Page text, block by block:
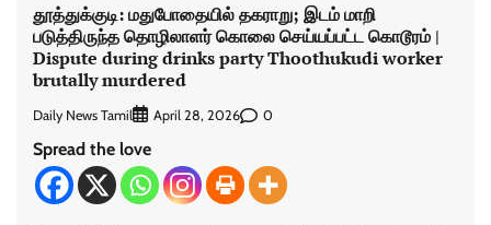
தூத்துக்குடி: மதுபோதையில் தகராறு; இடம் மாறி
படுத்திருந்த தொழிலாளர் கொலை செய்யப்பட்ட கொடூரம் |
Dispute during drinks party Thoothukudi worker
brutally murdered
Daily News Tamil April 28, 2026 0
Spread the love